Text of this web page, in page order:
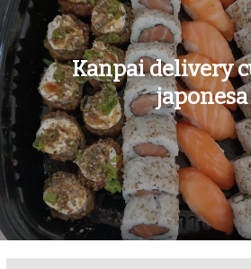
Kanpai delivery
japonesa